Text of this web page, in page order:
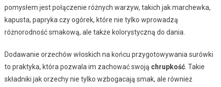
pomysłem jest połączenie różnych warzyw, takich jak marchewka,
kapusta, papryka czy ogórek, które nie tylko wprowadzą
różnorodność smakową, ale także kolorystyczną do dania.
Dodawanie orzechów włoskich na końcu przygotowywania surówki
to praktyka, która pozwala im zachować swoją chrupkość. Takie
składniki jak orzechy nie tylko wzbogacają smak, ale również